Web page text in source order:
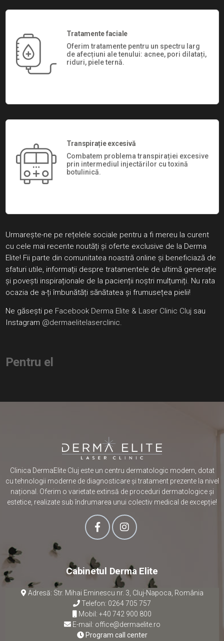
Tratamente faciale
Oferim tratamente pentru un spectru larg
de afecțiuni ale tenului: acnee, pori dilatați,
riduri, piele ternă.
Transpirație excesivă
Combatem problema transpirației excesive
prin intermediul injectărilor cu toxină
botulinică.
Urmarește-ne pe rețelele sociale pentru a fi mereu la curent
cu cele mai recente noutăți și oferte exclusive de la Derma
Elite! Fii parte din comunitatea noastră online și beneficiază de
sfaturi utile, informații despre tratamentele de ultimă generație
și povești inspiraționale de la pacienții noștri mulțumiți. Nu rata
ocazia de a-ți îmbunătăți sănătatea și frumusețea pielii!
Ne găsești pe Facebook Derma Elite & Laser Clinic Clujsau
Instagram @dermaelitelaserclinic.
Pentru el
Clinica DermaElite Cluj este un centru dermatologic modern, dotat
cu tehnologii moderne de diagnosticare și tratament prezente la nivel
național. Oferim o varietate extinsă de proceduri dermatologice și
estetice, realizate sub îndrumarea unui colectiv medical de excepție!
Cabinetul Derma Elite
Adresă: Str. Mihai Eminescu nr. 3, Cluj-Napoca, România
Telefon: 0264 705 757
Mobil: +40 742 900 800
E-mail: office@dermaelite.ro
Program call center